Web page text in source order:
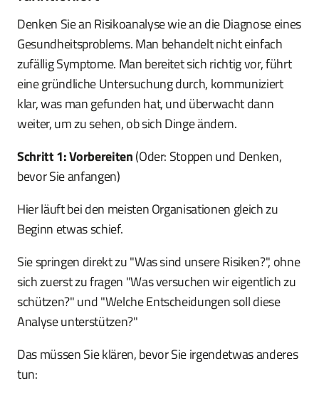
Denken Sie an Risikoanalyse wie an die Diagnose eines
Gesundheitsproblems. Man behandelt nicht einfach
zufällig Symptome. Man bereitet sich richtig vor, führt
eine gründliche Untersuchung durch, kommuniziert
klar, was man gefunden hat, und überwacht dann
weiter, um zu sehen, ob sich Dinge ändern.
Schritt 1: Vorbereiten(Oder: Stoppen und Denken,
bevor Sie anfangen)
Hier läuft bei den meisten Organisationen gleich zu
Beginn etwas schief.
Sie springen direkt zu "Was sind unsere Risiken?", ohne
sich zuerst zu fragen "Was versuchen wir eigentlich zu
schützen?" und "Welche Entscheidungen soll diese
Analyse unterstützen?"
Das müssen Sie klären, bevor Sie irgendetwas anderes
tun: